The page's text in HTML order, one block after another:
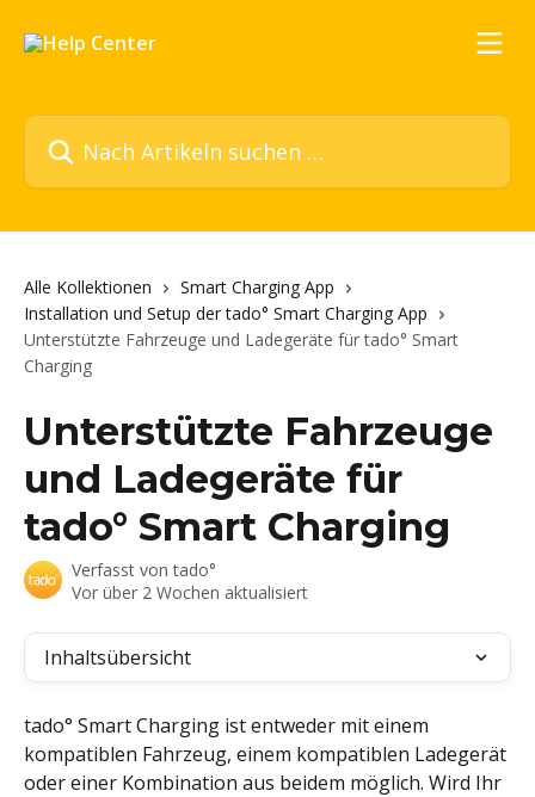
Nach Artikeln suchen …
Alle Kollektionen
Smart Charging App
Installation und Setup der tado° Smart Charging App
Unterstützte Fahrzeuge und Ladegeräte für tado° Smart
Charging
Unterstützte Fahrzeuge
und Ladegeräte für
tado° Smart Charging
Verfasst vontado°
Vor über 2 Wochen aktualisiert
Inhaltsübersicht
tado° Smart Charging ist entweder mit einem
kompatiblen Fahrzeug, einem kompatiblen Ladegerät
oder einer Kombination aus beidem möglich. Wird Ihr